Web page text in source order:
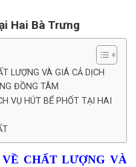
LƯỢNG VÀ GIÁ CẢ DỊCH
ĐỒNG TÂM
VỤ HÚT BỂ PHỐT TẠI HAI
CHẤT LƯỢNG VÀ